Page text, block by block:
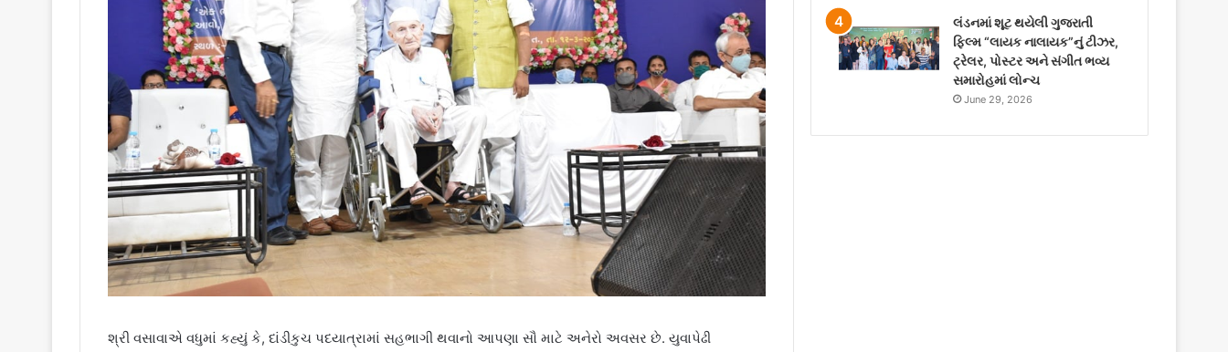
શ્રી વસાવાએ વધુમાં કહ્યું કે, દાંડીકુચ પદયાત્રામાં સહભાગી થવાનો આપણા સૌ માટે અનેરો અવસર છે. યુવાપેઢી
લંડનમાં શૂટ થયેલી ગુજરાતી
ફિલ્મ “લાયક નાલાયક”નું ટીઝર,
ટ્રેલર, પોસ્ટર અને સંગીત ભવ્ય
સમારોહમાં લોન્ચ
June 29, 2026